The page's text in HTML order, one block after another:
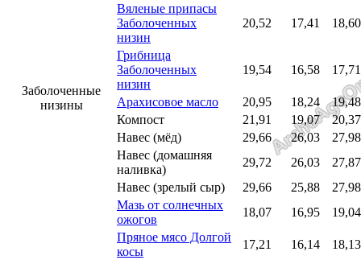
Заболоченные
низины
Вяленые припасы
Заболоченных
низин
20,52 17,41 18,60
Грибница
Заболоченных
низин
19,54 16,58 17,71
Арахисовое масло 20,95 18,24
19,48
Компост
21,91 19,07
20,37
Навес (мёд)
29,66 26,03
27,98
Навес (домашняя
наливка)
29,72 26,03
27,87
Навес (зрелый сыр)
29,66 25,88 27,98
Мазь от солнечных
ожогов
18,07 16,95
19,04
Пряное мясо Долгой
косы
17,21 16,14
18,13